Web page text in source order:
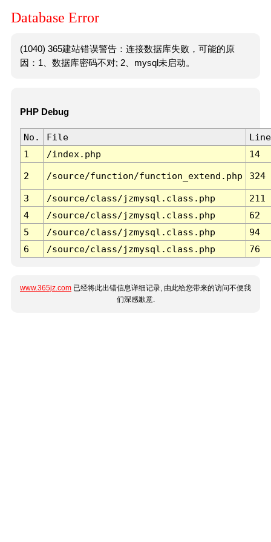
Database Error
(1040) 365建站错误警告：连接数据库失败，可能的原
因：1、数据库密码不对; 2、mysql未启动。
PHP Debug
No. File
Line
1
/index.php 14
2 /source/function/function_extend.php 324
3 /source/class/jzmysql.class.php
211
4
/source/class/jzmysql.class.php
62
5
/source/class/jzmysql.class.php
94
6
/source/class/jzmysql.class.php 76
www.365jz.com 已经将此出错信息详细记录, 由此给您带来的访问不便我
们深感歉意.